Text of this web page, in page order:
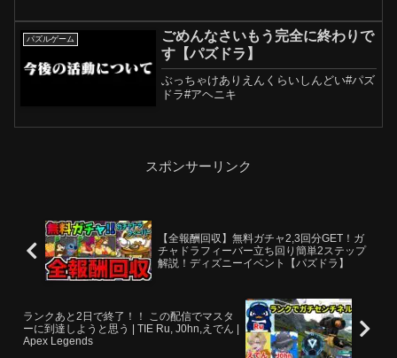
パズルゲーム
ごめんなさいもう完全に終わりで
す【パズドラ】
ぶっちゃけありえんくらいしんどい#パズ
ドラ#アヘニキ
スポンサーリンク
【全報酬回収】無料ガチャ2,3回分GET！ガ
チャドラフィーバー立ち回り簡単2ステップ
解説！ディズニーイベント【パズドラ】
ランクあと2日で終了！！ この配信でマスタ
ーに到達しようと思う | TIE Ru, J0hn,えでん |
Apex Legends